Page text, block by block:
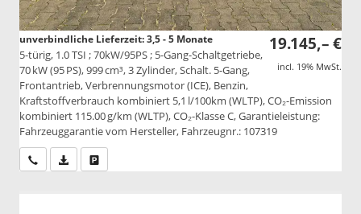
19.145,– €
incl. 19% MwSt.
unverbindliche Lieferzeit: 3,5 - 5 Monate
5-türig, 1.0 TSI ; 70kW/95PS ; 5-Gang-Schaltgetriebe,
70 kW (95 PS), 999 cm³, 3 Zylinder, Schalt. 5-Gang,
Frontantrieb, Verbrennungsmotor (ICE), Benzin,
Kraftstoffverbrauch kombiniert 5,1 l/100km (WLTP), CO₂-Emission
kombiniert 115.00 g/km (WLTP), CO₂-Klasse C, Garantieleistung:
Fahrzeuggarantie vom Hersteller, Fahrzeugnr.: 107319
Wir rufen Sie anPDF-Datei, Fahrzeugexposé drucken